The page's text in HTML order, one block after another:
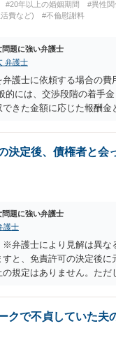
も十分可能です。 ⑤ こ
交渉を続けるべきでしょ
１００万円も含めて返済
のみについて交渉を続け
清算する制度ですので、
、保険、退職金等の資料
子様の利益になるか」と
について貴方が主として
迎、食事・入浴・寝かし
の対応、保育園との連絡、
ような養育環境を用意で
離婚後も父母双方がそれ
ります。
#20年以上の婚姻期間
#異性
費など)
#不倫慰謝料
問題に強い弁護士
弁護士
護士に依頼する場合の費
的には、交渉段階の着手
できた金額に応じた報酬
日当、実費が発生するこ
あるか、相手方の住所・
交渉で終わるか訴訟まで
前に、交渉だけの場合、
費用を確認しておくとよ
的に言い過ぎないか、質問
ル、電話、弁護士直接か
ドが合うかを確認するとよ
への相談・依頼にあたっ
方の氏名・住所等、夫婦関
決定後、債権者と会
問題に強い弁護士
護士
※弁護士により見解は異な
と、免責許可の決定後に
の規定はありません。ただ
す。 ・金銭のやり取り
金を任意でも支払ってし
や過剰請求の経緯を踏ま
クで不貞していた夫